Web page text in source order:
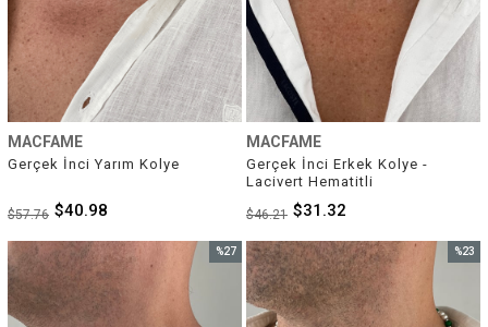
MACFAME
Gerçek İnci Yarım Kolye
$40.98
$57.76
MACFAME
Gerçek İnci Erkek Kolye -
Lacivert Hematitli
$31.32
$46.21
%27
%27İndirim
%23